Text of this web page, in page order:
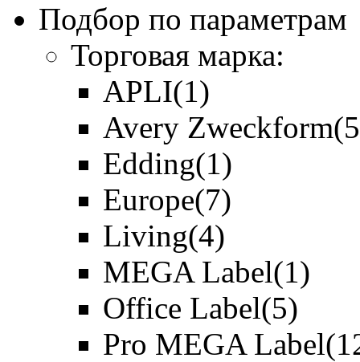
Подбор по параметрам
Торговая марка:
APLI(1)
Avery Zweckform
Edding(1)
Europe(7)
Living(4)
MEGA Label(1)
Office Label(5)
Pro MEGA Label